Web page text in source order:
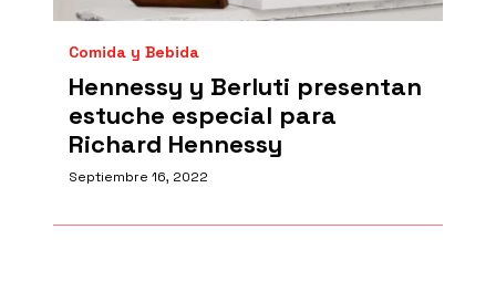
Comida y Bebida
Hennessy y Berluti presentan
estuche especial para
Richard Hennessy
Septiembre 16, 2022